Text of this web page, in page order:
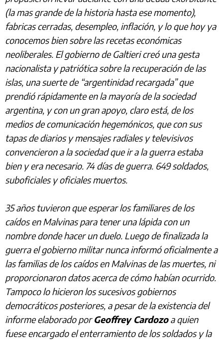
(la mas grande de la historia hasta ese momento),
fabricas cerradas, desempleo, inflación, y lo que hoy ya
conocemos bien sobre las recetas económicas
neoliberales. El gobierno de Galtieri creó una gesta
nacionalista y patriótica sobre la recuperación de las
islas, una suerte de “argentinidad recargada” que
prendió rápidamente en la mayoría de la sociedad
argentina, y con un gran apoyo, claro está, de los
medios de comunicación hegemónicos, que con sus
tapas de diarios y mensajes radiales y televisivos
convencieron a la sociedad que ir a la guerra estaba
bien y era necesario. 74 días de guerra. 649 soldados,
suboficiales y oficiales muertos.
35 años tuvieron que esperar los familiares de los
caídos en Malvinas para tener una lápida con un
nombre donde hacer un duelo. Luego de finalizada la
guerra el gobierno militar nunca informó oficialmente a
las familias de los caídos en Malvinas de las muertes, ni
proporcionaron datos acerca de cómo habían ocurrido.
Tampoco lo hicieron los sucesivos gobiernos
democráticos posteriores, a pesar de la existencia del
informe elaborado porGeoffrey Cardozoa quien
fuese encargado el enterramiento de los soldados y la